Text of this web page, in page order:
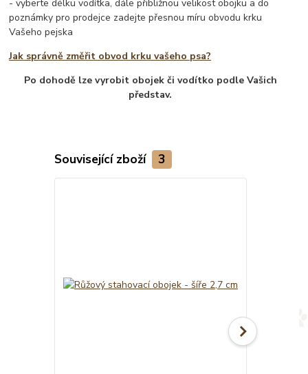
- vyberte délku vodítka, dále přibližnou velikost obojku a do
poznámky pro prodejce zadejte přesnou míru obvodu krku
Vašeho pejska
Jak správně změřit obvod krku vašeho psa?
Po dohodě lze vyrobit obojek či vodítko podle Vašich
představ.
Související zboží 3